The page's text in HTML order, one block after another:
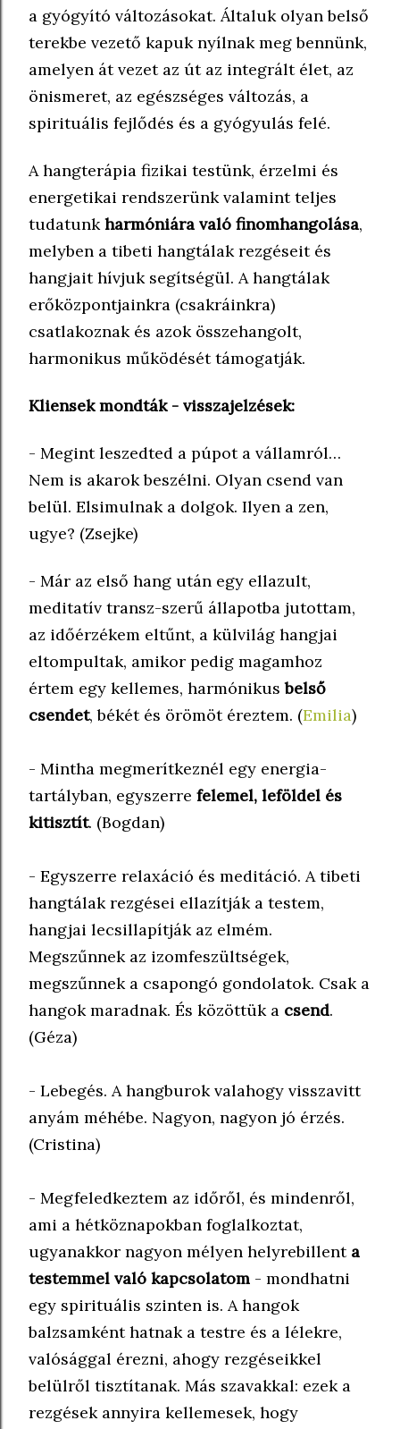
a gyógyító változásokat. Általuk olyan belső
terekbe vezető kapuk nyílnak meg bennünk,
amelyen át vezet az út az integrált élet, az
önismeret, az egészséges változás, a
spirituális fejlődés és a gyógyulás felé.
A hangterápia fizikai testünk, érzelmi és
energetikai rendszerünk valamint teljes
tudatunk harmóniára való finomhangolása,
melyben a tibeti hangtálak rezgéseit és
hangjait hívjuk segítségül. A hangtálak
erőközpontjainkra (csakráinkra)
csatlakoznak és azok összehangolt,
harmonikus működését támogatják.
Kliensek mondták - visszajelzések:
- Megint leszedted a púpot a vállamról…
Nem is akarok beszélni. Olyan csend van
belül. Elsimulnak a dolgok. Ilyen a zen,
ugye? (Zsejke)
- Már az első hang után egy ellazult,
meditatív transz-szerű állapotba jutottam,
az időérzékem eltűnt, a külvilág hangjai
eltompultak, amikor pedig magamhoz
értem egy kellemes, harmónikusbelső
csendet, békét és örömöt éreztem. (Emilia)
- Mintha megmerítkeznél egy energia-
tartályban, egyszerre felemel, leföldel és
kitisztít. (Bogdan)
- Egyszerre relaxáció és meditáció. A tibeti
hangtálak rezgései ellazítják a testem,
hangjai lecsillapítják az elmém.
Megszűnnek az izomfeszültségek,
megszűnnek a csapongó gondolatok. Csak a
hangok maradnak. És közöttük a csend.
(Géza)
- Lebegés. A hangburok valahogy visszavitt
anyám méhébe. Nagyon, nagyon jó érzés.
(Cristina)
- Megfeledkeztem az időről, és mindenről,
ami a hétköznapokban foglalkoztat,
ugyanakkor nagyon mélyen helyrebillent a
testemmel való kapcsolatom - mondhatni
egy spirituális szinten is. A hangok
balzsamként hatnak a testre és a lélekre,
valósággal érezni, ahogy rezgéseikkel
belülről tisztítanak. Más szavakkal: ezek a
rezgések annyira kellemesek, hogy